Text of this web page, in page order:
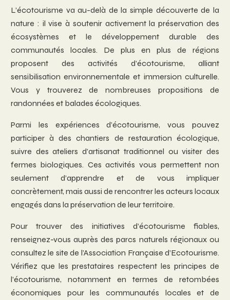
L’écotourisme va au-delà de la simple découverte de la
nature : il vise à soutenir activement la préservation des
écosystèmes et le développement durable des
communautés locales. De plus en plus de régions
proposent des activités d’écotourisme, alliant
sensibilisation environnementale et immersion culturelle.
Vous y trouverez de nombreuses propositions de
randonnées et balades écologiques.
Parmi les expériences d’écotourisme, vous pouvez
participer à des chantiers de restauration écologique,
suivre des ateliers d’artisanat traditionnel ou visiter des
fermes biologiques. Ces activités vous permettent non
seulement d’apprendre et de vous impliquer
concrètement, mais aussi de rencontrer les acteurs locaux
engagés dans la préservation de leur territoire.
Pour trouver des initiatives d’écotourisme fiables,
renseignez-vous auprès des parcs naturels régionaux ou
consultez le site de l’Association Française d’Ecotourisme.
Vérifiez que les prestataires respectent les principes de
l’écotourisme, notamment en termes de retombées
économiques pour les communautés locales et de